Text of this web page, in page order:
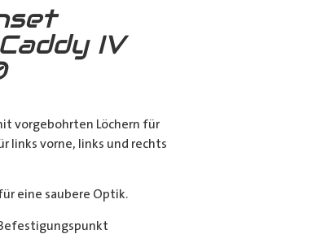
IV
vorgebohrten Löchern für
links vorne, links und rechts
eine saubere Optik.